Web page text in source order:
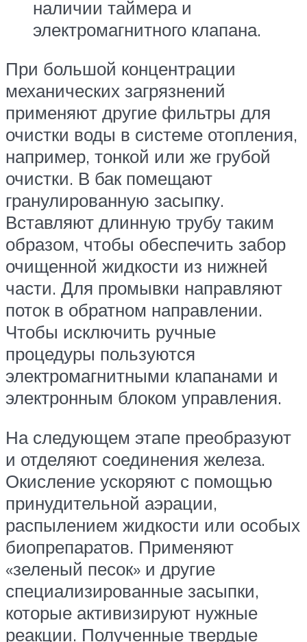
наличии таймера и
электромагнитного клапана.
При большой концентрации
механических загрязнений
применяют другие фильтры для
очистки воды в системе отопления,
например, тонкой или же грубой
очистки. В бак помещают
гранулированную засыпку.
Вставляют длинную трубу таким
образом, чтобы обеспечить забор
очищенной жидкости из нижней
части. Для промывки направляют
поток в обратном направлении.
Чтобы исключить ручные
процедуры пользуются
электромагнитными клапанами и
электронным блоком управления.
На следующем этапе преобразуют
и отделяют соединения железа.
Окисление ускоряют с помощью
принудительной аэрации,
распылением жидкости или особых
биопрепаратов. Применяют
«зеленый песок» и другие
специализированные засыпки,
которые активизируют нужные
реакции. Полученные твердые